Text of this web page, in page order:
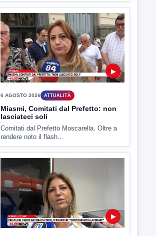
raggiunge i 45 gradi
Benevento è tra le città più calde della
Campania. Lo...
▶
Miasmi, Comitati dal Prefetto: non
lasciateci soli
rendere noto il flash...